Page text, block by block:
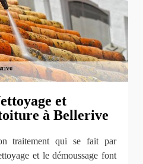
et
à Bellerive
traitement qui se fait par
et le démoussage font